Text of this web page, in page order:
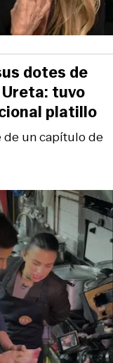
de un capítulo de
dotes de
tuvo
platillo